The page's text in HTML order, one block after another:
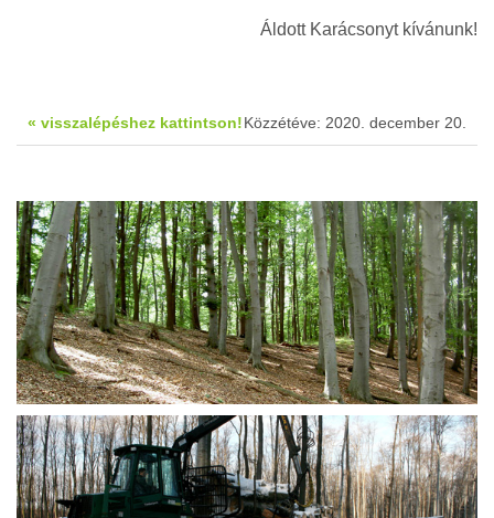
Áldott Karácsonyt kívánunk!
« visszalépéshez kattintson!Közzétéve: 2020. december 20.